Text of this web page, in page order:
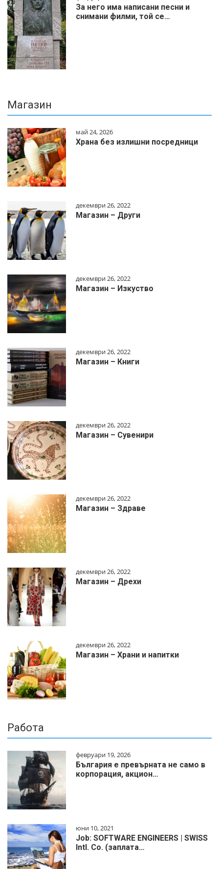
За него има написани песни и
снимани филми, той се…
Магазин
май 24, 2026
Храна без излишни посредници
декември 26, 2022
Магазин – Други
декември 26, 2022
Магазин – Изкуство
декември 26, 2022
Магазин – Книги
декември 26, 2022
Магазин – Сувенири
декември 26, 2022
Магазин – Здраве
декември 26, 2022
Магазин – Дрехи
декември 26, 2022
Магазин – Храни и напитки
Работа
февруари 19, 2026
България е превърната не само в
корпорация, акцион…
юни 10, 2021
Job: SOFTWARE ENGINEERS | SWISS
Intl. Co. (заплата…